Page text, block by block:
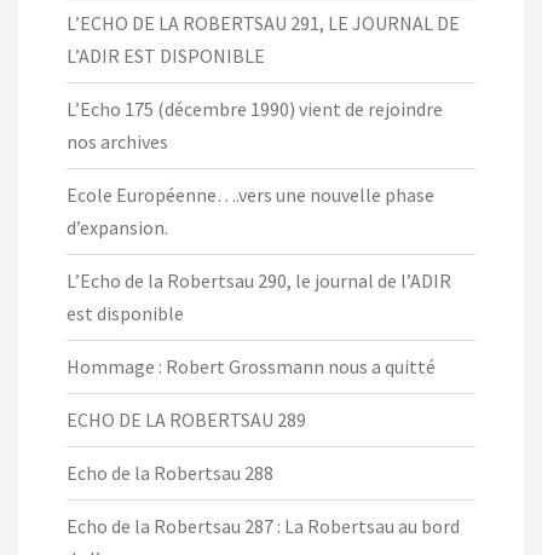
L’ECHO DE LA ROBERTSAU 291, LE JOURNAL DE
L’ADIR EST DISPONIBLE
L’Echo 175 (décembre 1990) vient de rejoindre
nos archives
Ecole Européenne….vers une nouvelle phase
d’expansion.
L’Echo de la Robertsau 290, le journal de l’ADIR
est disponible
Hommage : Robert Grossmann nous a quitté
ECHO DE LA ROBERTSAU 289
Echo de la Robertsau 288
Echo de la Robertsau 287 : La Robertsau au bord